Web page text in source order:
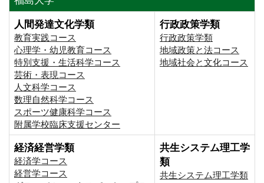
人間発達文化学類
教育実践コース
心理学・幼児教育コース
特別支援・生活科学コース
芸術・表現コース
人文科学コース
数理自然科学コース
スポーツ健康科学コース
附属学校臨床支援センター
行政政策学類
行政政策学類
地域政策と法コース
地域社会と文化コース
経済経営学類
経済学コース
経営学コース
共生システム理工学
類
共生システム理工学類